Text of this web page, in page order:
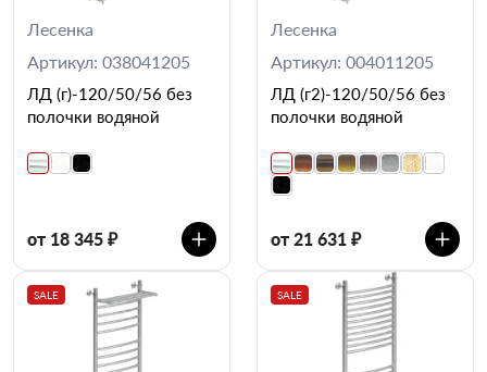
Лесенка
Артикул: 038041205
ЛД (г)-120/50/56 без
полочки водяной
от 18 345 ₽
Лесенка
Артикул: 004011205
ЛД (г2)-120/50/56 без
полочки водяной
от 21 631 ₽
SALE SALE